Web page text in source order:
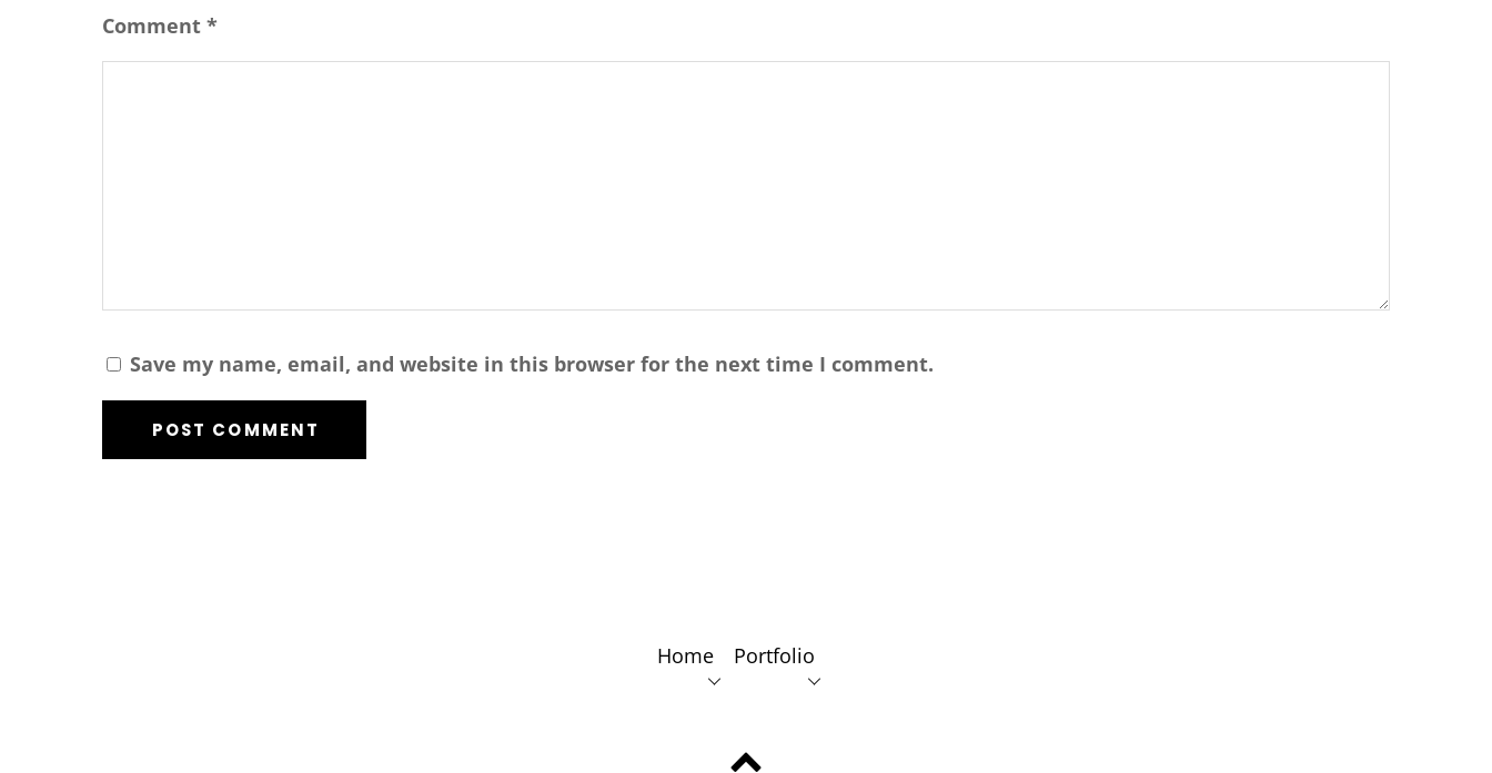
Comment *
Save my name, email, and website in this browser for the next time I comment.
Home Portfolio